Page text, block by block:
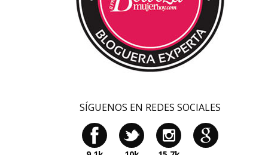
SÍGUENOS EN REDES SOCIALES